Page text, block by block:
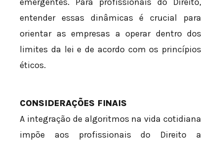
entender essas dinâmicas é crucial para
orientar as empresas a operar dentro dos
limites da lei e de acordo com os princípios
éticos.
CONSIDERAÇÕES FINAIS
A integração de algoritmos na vida cotidiana
impõe aos profissionais do Direito a